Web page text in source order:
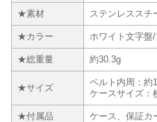
★素材 ステンレススチ
★カラー ホワイト文字盤
★総重量 約30.3g
★サイズ
ベルト内周：約
ケースサイズ：
★付属品 ケース、保証カ